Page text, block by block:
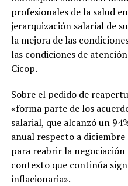
profesionales de la salud
jerarquización salarial de
la mejora de las
las condiciones de
Cicop.
Sobre el pedido de
«forma parte de los
salarial, que alcanzó un
anual respecto a
para reabrir la
contexto que continúa
inflacionaria».